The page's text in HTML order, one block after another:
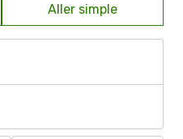
Aller simple